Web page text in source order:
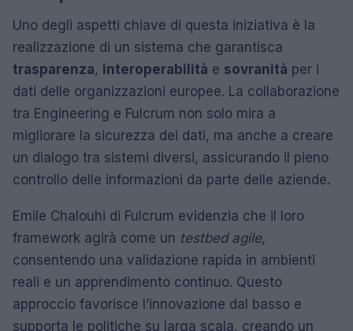
Uno degli aspetti chiave di questa iniziativa è la
realizzazione di un sistema che garantisca
trasparenza, interoperabilità e sovranità per i
dati delle organizzazioni europee. La collaborazione
tra Engineering e Fulcrum non solo mira a
migliorare la sicurezza dei dati, ma anche a creare
un dialogo tra sistemi diversi, assicurando il pieno
controllo delle informazioni da parte delle aziende.
Emile Chalouhi di Fulcrum evidenzia che il loro
framework agirà come un testbed agile,
consentendo una validazione rapida in ambienti
reali e un apprendimento continuo. Questo
approccio favorisce l’innovazione dal basso e
supporta le politiche su larga scala, creando un